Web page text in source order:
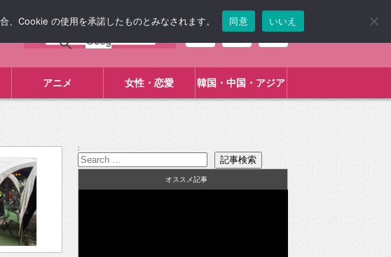
アニメ 女性・恋愛 韓国・中国・アジア
:
オススメ記事
Cookie の使用を承諾したものとみなされます。 同意 いいえ